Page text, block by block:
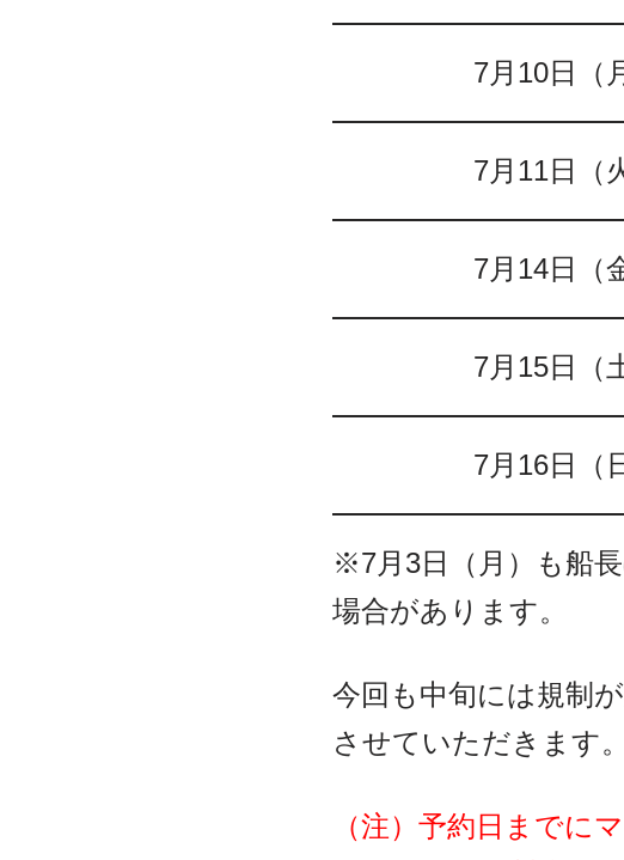
7月10日（
7月11日（
7月14日（
7月15日（
7月16日（
※7月3日（月）も船
場合があります。
今回も中旬には規制
させていただきます。
（注）予約日までに